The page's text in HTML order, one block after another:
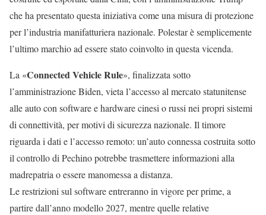
che ha presentato questa iniziativa come una misura di protezione
per l’industria manifatturiera nazionale. Polestar è semplicemente
l’ultimo marchio ad essere stato coinvolto in questa vicenda.
La «Connected Vehicle Rule», finalizzata sotto
l’amministrazione Biden, vieta l’accesso al mercato statunitense
alle auto con software e hardware cinesi o russi nei propri sistemi
di connettività, per motivi di sicurezza nazionale. Il timore
riguarda i dati e l’accesso remoto: un’auto connessa costruita sotto
il controllo di Pechino potrebbe trasmettere informazioni alla
madrepatria o essere manomessa a distanza.
Le restrizioni sul software entreranno in vigore per prime, a
partire dall’anno modello 2027, mentre quelle relative